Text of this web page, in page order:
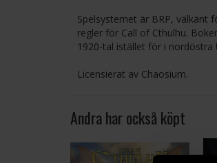
Spelsystemet är BRP, välkänt
regler för Call of Cthulhu.
1920-tal istället för i nordöstra
Licensierat av Chaosium.
Andra har också köpt